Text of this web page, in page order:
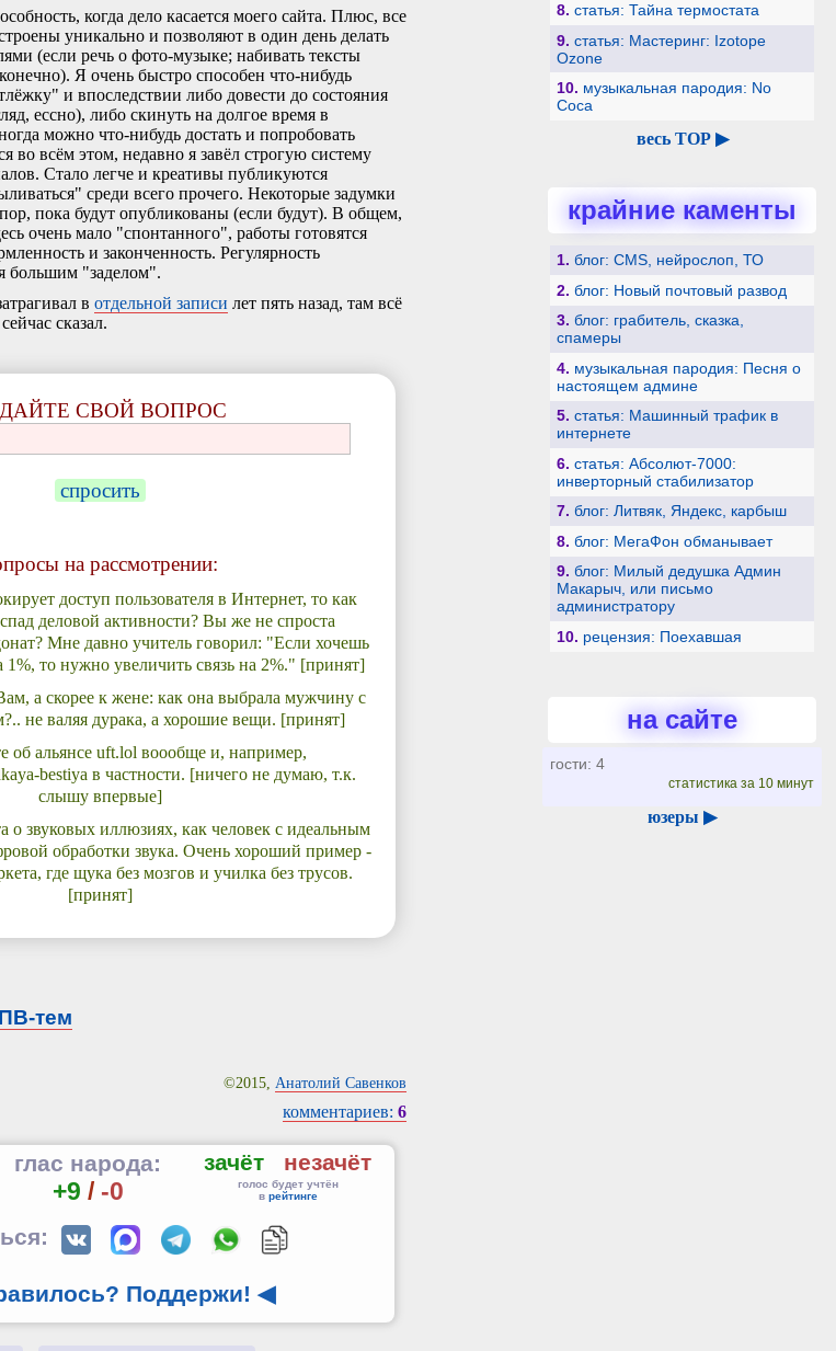
когда дело касается моего сайта. Плюс, все
уникально и позволяют в один день делать
(если речь о фото-музыке; набивать тексты
Я очень быстро способен что-нибудь
и впоследствии либо довести до состояния
ессно), либо скинуть на долгое время в
можно что-нибудь достать и попробовать
во всём этом, недавно я завёл строгую систему
Стало легче и креативы публикуются
среди всего прочего. Некоторые задумки
пока будут опубликованы (если будут). В общем,
очень мало "спонтанного", работы готовятся
и законченность. Регулярность
большим "заделом".
в отдельной записи лет пять назад, там всё
сказал.
СВОЙ ВОПРОС
спросить
на рассмотрении:
доступ пользователя в Интернет, то как
деловой активности? Вы же не спроста
Мне давно учитель говорил: "Если хочешь
1%, то нужно увеличить связь на 2%." [принят]
а скорее к жене: как она выбрала мужчину с
не валяя дурака, а хорошие вещи. [принят]
об альянсе uft.lol воообще и, например,
bestiya в частности. [ничего не думаю, т.к.
слышу впервые]
о звуковых иллюзиях, как человек с идеальным
обработки звука. Очень хороший пример -
где щука без мозгов и училка без трусов.
[принят]
тем
©2015, Анатолий Савенков
комментариев: 6
глас народа:
+9 / -0
зачёт незачёт
голос будет учтён
в рейтинге
Поддержи! ◀
8. статья: Тайна термостата
9. статья: Мастеринг: Izotope
Ozone
10. музыкальная пародия: No
Coca
весь TOP ▶
крайние каменты
1. блог: CMS, нейрослоп, ТО
2. блог: Новый почтовый развод
3. блог: грабитель, сказка,
спамеры
4. музыкальная пародия: Песня о
настоящем админе
5. статья: Машинный трафик в
интернете
6. статья: Абсолют-7000:
инверторный стабилизатор
7. блог: Литвяк, Яндекс, карбыш
8. блог: МегаФон обманывает
9. блог: Милый дедушка Админ
Макарыч, или письмо
администратору
10. рецензия: Поехавшая
на сайте
гости: 4
статистика за 10 минут
юзеры ▶